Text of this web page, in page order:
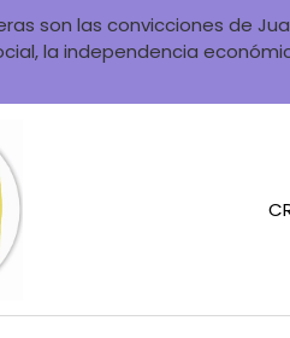
son las convicciones de
la independencia